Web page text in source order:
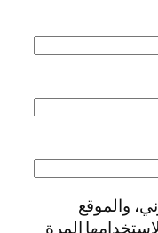
والموقع
المرة